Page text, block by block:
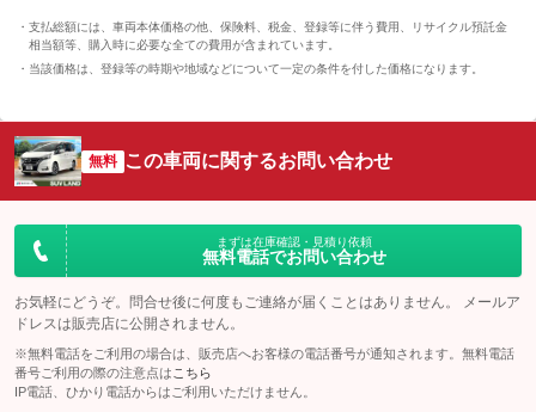
支払総額には、車両本体価格の他、保険料、税金、登録等に伴う費用、リサイクル預託金
相当額等、購入時に必要な全ての費用が含まれています。
当該価格は、登録等の時期や地域などについて一定の条件を付した価格になります。
無料 この車両に関するお問い合わせ
まずは在庫確認・見積り依頼
無料電話でお問い合わせ
お気軽にどうぞ。問合せ後に何度もご連絡が届くことはありません。 メールア
ドレスは販売店に公開されません。
※無料電話をご利用の場合は、販売店へお客様の電話番号が通知されます。無料電話
番号ご利用の際の注意点は こちら
IP電話、ひかり電話からはご利用いただけません。